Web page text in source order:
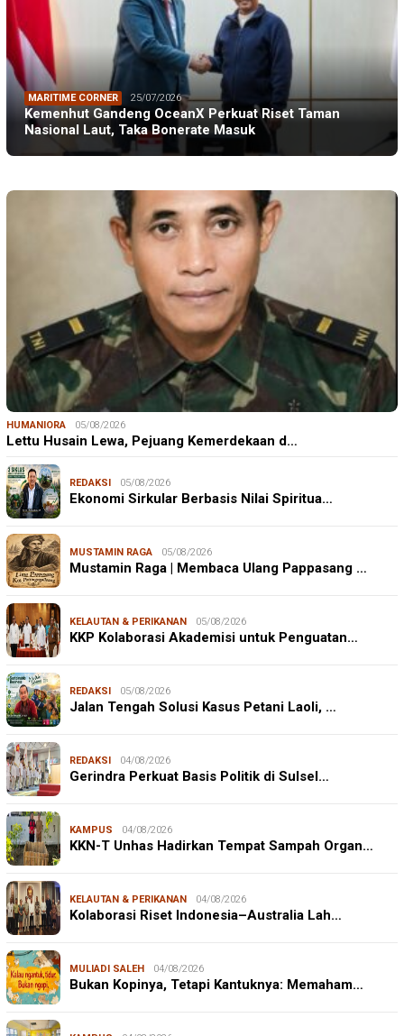
MARITIME CORNER 25/07/2026
Kemenhut Gandeng OceanX Perkuat Riset Taman
Nasional Laut, Taka Bonerate Masuk
HUMANIORA 05/08/2026
Lettu Husain Lewa, Pejuang Kemerdekaan d…
REDAKSI 05/08/2026
Ekonomi Sirkular Berbasis Nilai Spiritua…
MUSTAMIN RAGA 05/08/2026
Mustamin Raga | Membaca Ulang Pappasang …
KELAUTAN & PERIKANAN 05/08/2026
KKP Kolaborasi Akademisi untuk Penguatan…
REDAKSI 05/08/2026
Jalan Tengah Solusi Kasus Petani Laoli, …
REDAKSI 04/08/2026
Gerindra Perkuat Basis Politik di Sulsel…
KAMPUS 04/08/2026
KKN-T Unhas Hadirkan Tempat Sampah Organ…
KELAUTAN & PERIKANAN 04/08/2026
Kolaborasi Riset Indonesia–Australia Lah…
MULIADI SALEH 04/08/2026
Bukan Kopinya, Tetapi Kantuknya: Memaham…